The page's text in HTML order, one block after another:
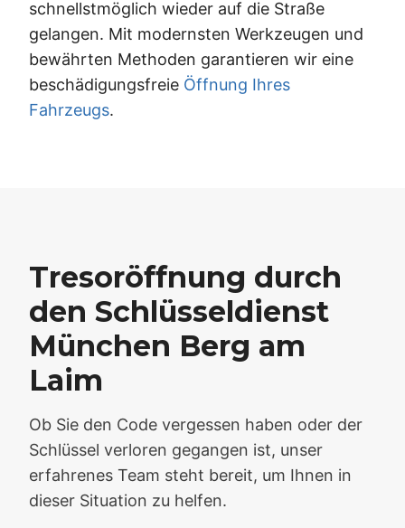
schnellstmöglich wieder auf die Straße
gelangen. Mit modernsten Werkzeugen und
bewährten Methoden garantieren wir eine
beschädigungsfreie Öffnung Ihres
Fahrzeugs.
Tresoröffnung durch
den Schlüsseldienst
München Berg am
Laim
Ob Sie den Code vergessen haben oder der
Schlüssel verloren gegangen ist, unser
erfahrenes Team steht bereit, um Ihnen in
dieser Situation zu helfen.